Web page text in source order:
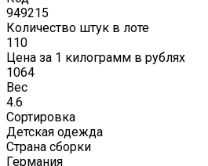
949215
Количество штук в лоте
110
Цена за 1 килограмм в рублях
1064
Вес
4.6
Сортировка
Детская одежда
Страна сборки
Германия